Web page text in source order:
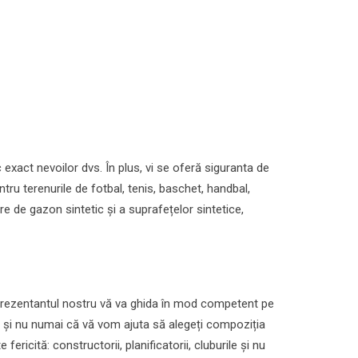
nevoilor dvs. În plus, vi se oferă siguranta de
terenurile de fotbal, tenis, baschet, handbal,
de gazon sintetic și a suprafețelor sintetice,
nostru vă va ghida în mod competent pe
nu numai că vă vom ajuta să alegeți compoziția
fericită: constructorii, planificatorii, cluburile și nu